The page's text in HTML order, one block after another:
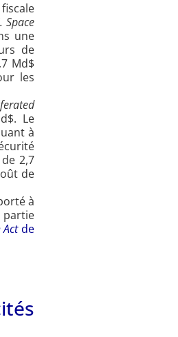
Space
une
de
Md$
les
Le
à
2,7
de
à
partie
de